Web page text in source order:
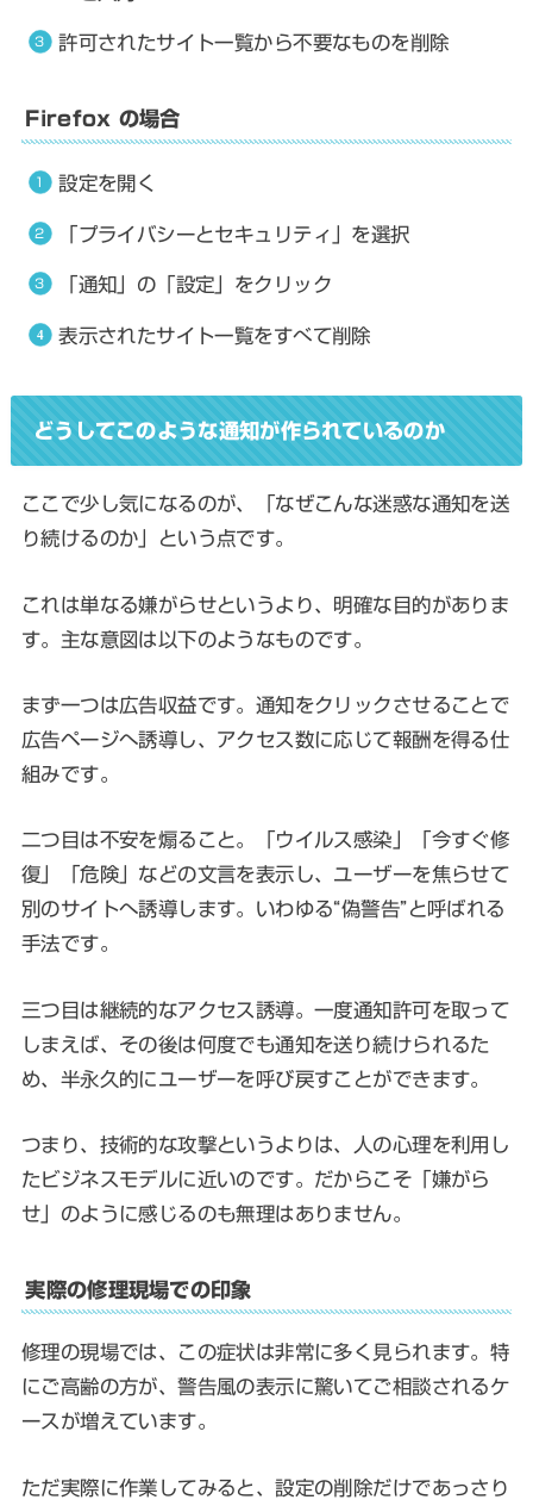
許可されたサイト一覧から不要なものを削除
Firefox の場合
設定を開く
「プライバシーとセキュリティ」を選択
「通知」の「設定」をクリック
表示されたサイト一覧をすべて削除
どうしてこのような通知が作られているのか
ここで少し気になるのが、「なぜこんな迷惑な通知を送
り続けるのか」という点です。
これは単なる嫌がらせというより、明確な目的がありま
す。主な意図は以下のようなものです。
まず一つは広告収益です。通知をクリックさせることで
広告ページへ誘導し、アクセス数に応じて報酬を得る仕
組みです。
二つ目は不安を煽ること。「ウイルス感染」「今すぐ修
復」「危険」などの文言を表示し、ユーザーを焦らせて
別のサイトへ誘導します。いわゆる“偽警告”と呼ばれる
手法です。
三つ目は継続的なアクセス誘導。一度通知許可を取って
しまえば、その後は何度でも通知を送り続けられるた
め、半永久的にユーザーを呼び戻すことができます。
つまり、技術的な攻撃というよりは、人の心理を利用し
たビジネスモデルに近いのです。だからこそ「嫌がら
せ」のように感じるのも無理はありません。
実際の修理現場での印象
修理の現場では、この症状は非常に多く見られます。特
にご高齢の方が、警告風の表示に驚いてご相談されるケ
ースが増えています。
ただ実際に作業してみると、設定の削除だけであっさり